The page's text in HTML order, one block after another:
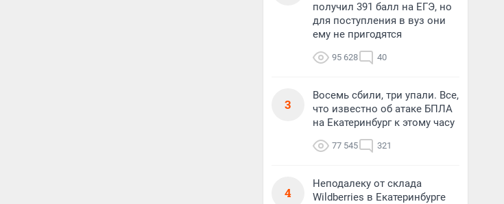
получил 391 балл на ЕГЭ, но
для поступления в вуз они
ему не пригодятся
95 628 40
3
Восемь сбили, три упали. Все,
что известно об атаке БПЛА
на Екатеринбург к этому часу
77 545 321
4
Неподалеку от склада
Wildberries в Екатеринбурге